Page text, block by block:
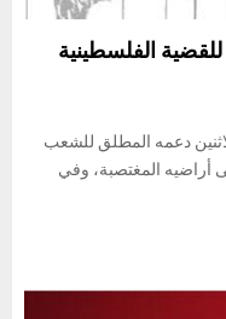
الفلسطينية
دعمه المطلق للشعب
أراضيه المغتصبة، وفي